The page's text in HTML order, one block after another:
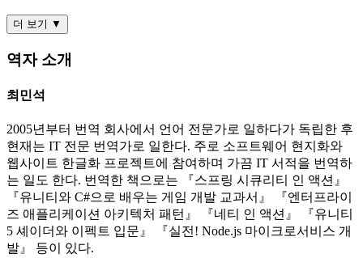
더 보기 ▼
역자 소개
최민석
2005년부터 번역 회사에서 언어 전문가로 일하다가 독립한 후
현재는 IT 전문 번역가로 일한다. 주로 소프트웨어 현지화와
웹사이트 한글화 프로젝트에 참여하며 가끔 IT 서적을 번역하
는 일도 한다. 번역한 책으로는 『스프링 시큐리티 인 액션』
『유니티와 C#으로 배우는 게임 개발 교과서』 『엔터프라이
즈 애플리케이션 아키텍처 패턴』 『네티 인 액션』 『유니티
5 셰이더와 이펙트 입문』 『실전! Node.js 마이크로서비스 개
발』 등이 있다.